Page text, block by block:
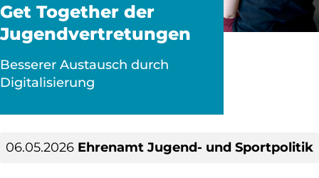
Get Together der
Jugendvertretungen
Besserer Austausch durch
Digitalisierung
06.05.2026 Ehrenamt Jugend- und Sportpolitik